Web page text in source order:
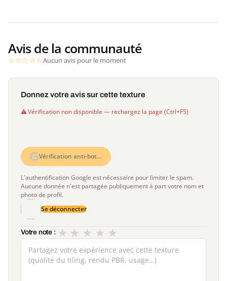
Avis de la communauté
Aucun avis pour le moment
Donnez votre avis sur cette texture
Vérification non disponible — rechargez la page (Ctrl+F5)
Vérification anti-bot…
L'authentification Google est nécessaire pour limiter le spam.
Aucune donnée n'est partagée publiquement à part votre nom et
photo de profil.
Se déconnecter
Votre note : ★
★
★
★
★